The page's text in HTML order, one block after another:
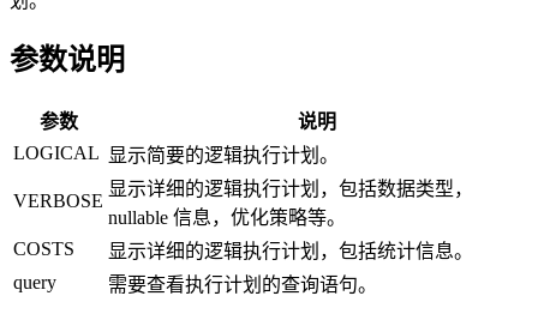
参数说明
参数
说明
LOGICAL 显示简要的逻辑执行计划。
VERBOSE
显示详细的逻辑执行计划，包括数据类型，
nullable 信息，优化策略等。
COSTS
显示详细的逻辑执行计划，包括统计信息。
query
需要查看执行计划的查询语句。